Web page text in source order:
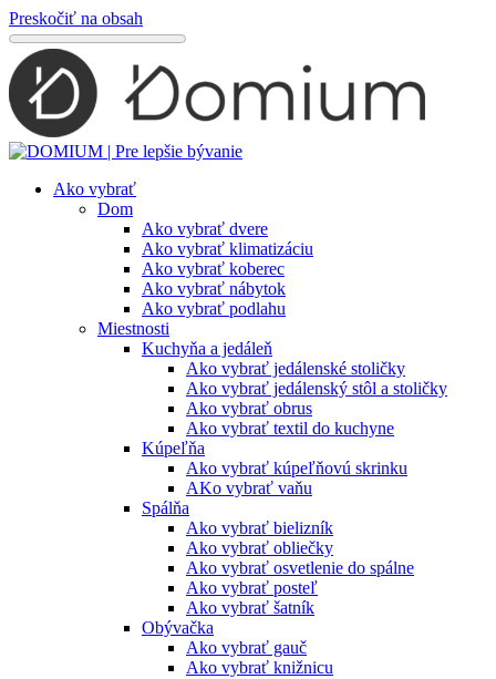
Preskočiť na obsah
Ako vybrať
Dom
Ako vybrať dvere
Ako vybrať klimatizáciu
Ako vybrať koberec
Ako vybrať nábytok
Ako vybrať podlahu
Miestnosti
Kuchyňa a jedáleň
Ako vybrať jedálenské stoličky
Ako vybrať jedálenský stôl a stoličky
Ako vybrať obrus
Ako vybrať textil do kuchyne
Kúpeľňa
Ako vybrať kúpeľňovú skrinku
AKo vybrať vaňu
Spálňa
Ako vybrať bielizník
Ako vybrať obliečky
Ako vybrať osvetlenie do spálne
Ako vybrať posteľ
Ako vybrať šatník
Obývačka
Ako vybrať gauč
Ako vybrať knižnicu